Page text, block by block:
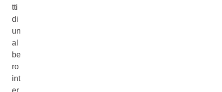
tti
di
un
al
be
ro
int
er